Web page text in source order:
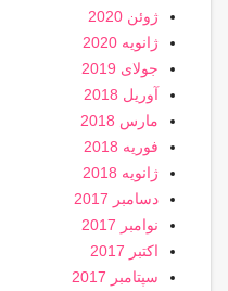
ژوئن 2020
ژانویه 2020
جولای 2019
آوریل 2018
مارس 2018
فوریه 2018
ژانویه 2018
دسامبر 2017
نوامبر 2017
اکتبر 2017
سپتامبر 2017